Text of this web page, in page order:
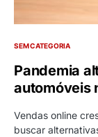
SEM CATEGORIA
Pandemia
automóveis
Vendas online
buscar